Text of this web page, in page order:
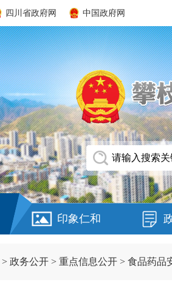
四川省政府网 中国政府网
印象仁和
> 政务公开 > 重点信息公开 > 食品药品